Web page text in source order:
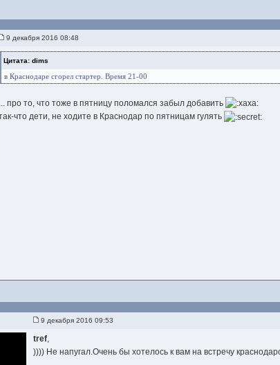
9 декабря 2016 08:48
Цитата: dims
в Краснодаре сгорел стартер. Время 21-00
... про то, что тоже в пятницу поломался забыл добавить
что дети, не ходите в Краснодар по пятницам гулять
9 декабря 2016 09:53
tref,
)))) Не напугал.Очень бы хотелось к вам на встречу